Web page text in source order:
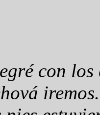
con
iremos.